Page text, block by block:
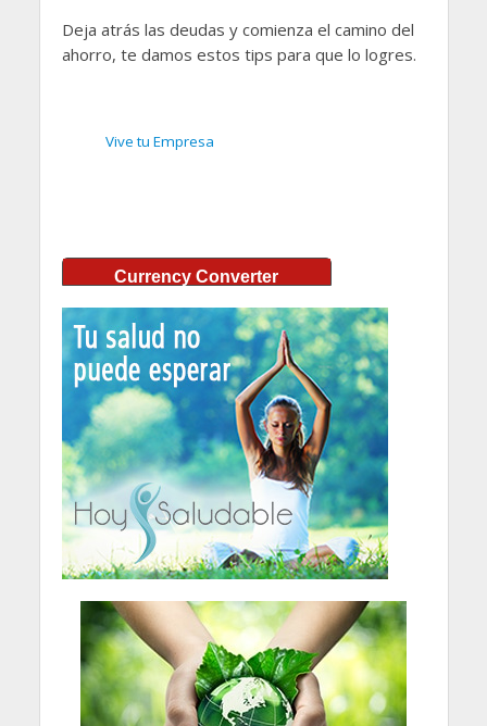
Deja atrás las deudas y comienza el camino del
ahorro, te damos estos tips para que lo logres.
Vive tu Empresa
Currency Converter